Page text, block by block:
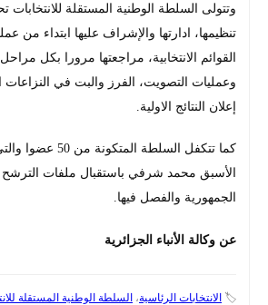
وتتولى السلطة الوطنية المستقلة للانتخابات
تنظيمها، ادارتها والإشراف عليها ابتداء من
القوائم الانتخابية، مراجعتها مرورا بكل مراحل
وعمليات التصويت، الفرز والبت في النزاعات
إعلان النتائج الاولية.
كما تتكفل السلطة
الأسبق محمد شرفي باستقبال ملفات الترشح
الجمهورية والفصل فيها.
عن وكالة الأنباء الجزائرية
🏷️ الانتخابات الرئاسية، السلطة الوطنية المستقلة